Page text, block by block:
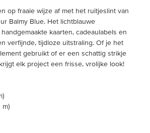
op fraaie wijze af met het ruitjeslint van
Balmy Blue. Het lichtblauwe
kaarten, cadeaulabels en
verfijnde, tijdloze uitstraling. Of je het
gebruikt of er een schattig strikje
elk project een frisse, vrolijke look!
m)